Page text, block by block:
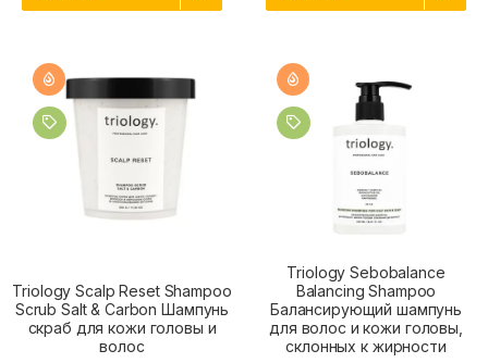
Triology Scalp Reset Shampoo
Scrub Salt & Carbon Шампунь
скраб для кожи головы и
волос
Triology Sebobalance
Balancing Shampoo
Балансирующий шампунь
для волос и кожи головы,
склонных к жирности